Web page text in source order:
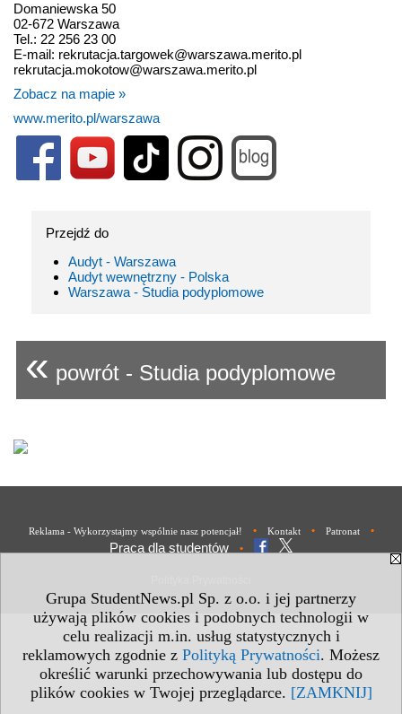
Grupa StudentNews.pl Sp. z o.o. i jej partnerzy
używają plików cookies i podobnych technologii w
celu realizacji m.in. usług statystycznych i
reklamowych zgodnie z Polityką Prywatności. Możesz
określić warunki przechowywania lub dostępu do
plików cookies w Twojej przeglądarce. [ZAMKNIJ]
Domaniewska 50
02-672 Warszawa
Tel.: 22 256 23 00
E-mail: rekrutacja.targowek@warszawa.merito.pl
rekrutacja.mokotow@warszawa.merito.pl
Zobacz na mapie »
www.merito.pl/warszawa
Przejdź do
Audyt - Warszawa
Audyt wewnętrzny - Polska
Warszawa - Studia podyplomowe
« powrót - Studia podyplomowe
Reklama - Wykorzystajmy wspólnie nasz potencjał! • Kontakt • Patronat •
Praca dla studentów •